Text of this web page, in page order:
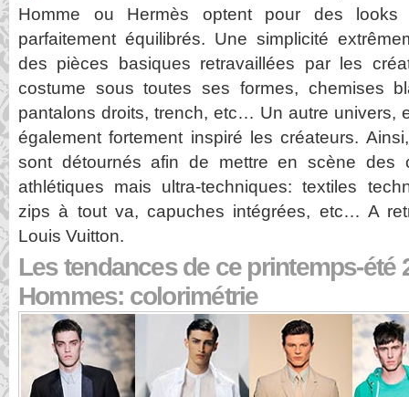
Homme ou Hermès optent pour des looks
parfaitement équilibrés. Une simplicité
des pièces basiques retravaillées par les
costume sous toutes ses formes, chemises
pantalons droits, trench, etc… Un autre univers,
également fortement inspiré les créateurs.
sont détournés afin de mettre en scène des
athlétiques mais ultra-techniques: textiles
zips à tout va, capuches intégrées, etc… A
Louis Vuitton.
Les tendances de ce printemps-été
Hommes: colorimétrie